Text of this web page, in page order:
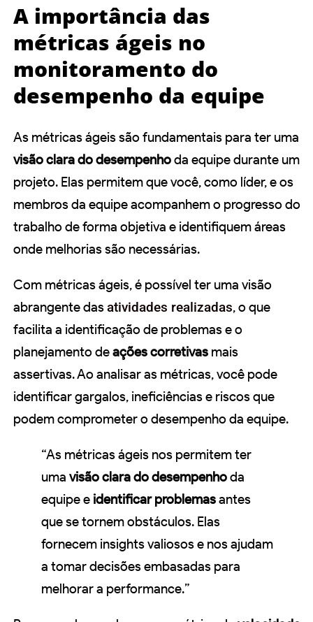
A importância das
métricas ágeis no
monitoramento do
desempenho da equipe
As métricas ágeis são fundamentais para ter uma
visão clara do desempenhoda equipe durante um
projeto. Elas permitem que você, como líder, e os
membros da equipe acompanhem o progresso do
trabalho de forma objetiva e identifiquem áreas
onde melhorias são necessárias.
Com métricas ágeis, é possível ter uma visão
abrangente dasatividades realizadas, o que
facilita a identificação de problemas e o
planejamento deações corretivas mais
assertivas. Ao analisar as métricas, você pode
identificar gargalos, ineficiências e riscos que
podem comprometer o desempenho da equipe.
“As métricas ágeis nos permitem ter
uma visão clara do desempenhoda
equipe e identificar problemasantes
que se tornem obstáculos. Elas
fornecem insights valiosos e nos ajudam
a tomar decisões embasadas para
melhorar a performance.”